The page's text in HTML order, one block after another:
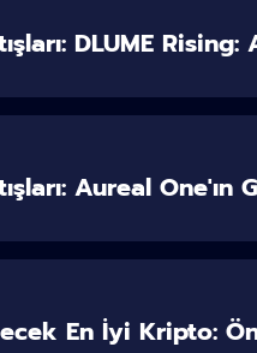
DLUME Rising:
Aureal One'ın
En İyi Kripto: